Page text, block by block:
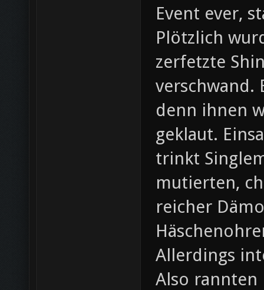
Event ever,
Plötzlich
zerfetzte
verschwand.
denn ihnen
geklaut.
trinkt
mutierten,
reicher
Allerdings
Also rannten